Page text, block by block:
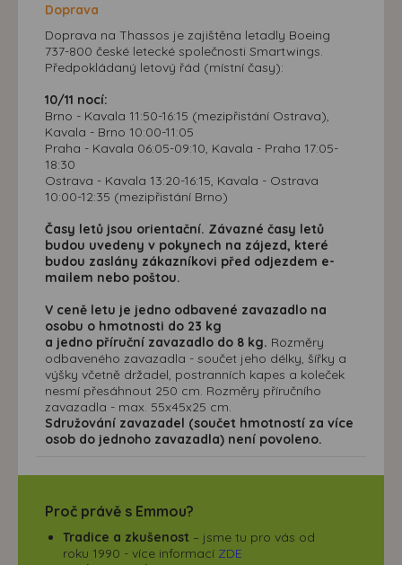
Doprava
Doprava na Thassos je zajištěna letadly Boeing
737-800 české letecké společnosti Smartwings.
Předpokládaný letový řád (místní časy):
10/11 nocí:
Brno - Kavala 11:50-16:15 (mezipřistání Ostrava),
Kavala - Brno 10:00-11:05
Praha - Kavala 06:05-09:10, Kavala - Praha 17:05-
18:30
Ostrava - Kavala 13:20-16:15, Kavala - Ostrava
10:00-12:35 (mezipřistání Brno)
Časy letů jsou orientační. Závazné časy letů
budou uvedeny v pokynech na zájezd, které
budou zaslány zákazníkovi před odjezdem e-
mailem nebo poštou.
V ceně letu je jedno odbavené zavazadlo na
osobu o hmotnosti do 23 kg
a jedno příruční zavazadlo do 8 kg. Rozměry
odbaveného zavazadla - součet jeho délky, šířky a
výšky včetně držadel, postranních kapes a koleček
nesmí přesáhnout 250 cm. Rozměry příručního
zavazadla - max. 55x45x25 cm.
Sdružování zavazadel (součet hmotností za více
osob do jednoho zavazadla) není povoleno.
Proč právě s Emmou?
Tradice a zkušenost – jsme tu pro vás od
roku 1990 - více informací ZDE